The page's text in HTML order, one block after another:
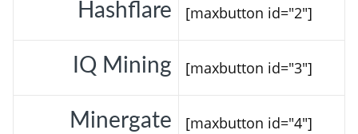
Hashflare [maxbutton id="2"]
IQ Mining [maxbutton id="3"]
Minergate [maxbutton id="4"]